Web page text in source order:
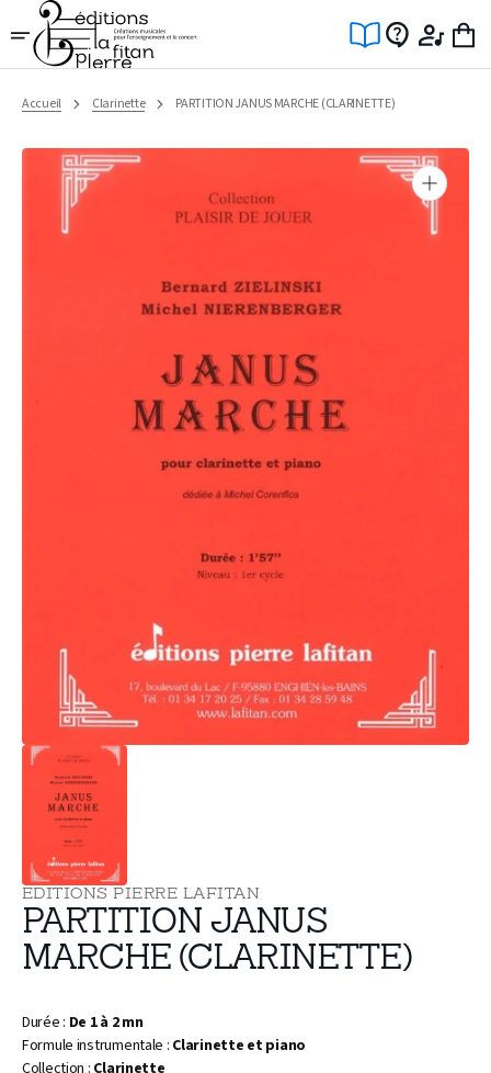
Ignorer
et
passer
au
Accueil Clarinette PARTITION JANUS MARCHE (CLARINETTE)
1
des
supports
la
vue
EDITIONS PIERRE LAFITAN
PARTITION JANUS
MARCHE (CLARINETTE)
Durée : De 1 à 2 mn
Formule instrumentale : Clarinette et piano